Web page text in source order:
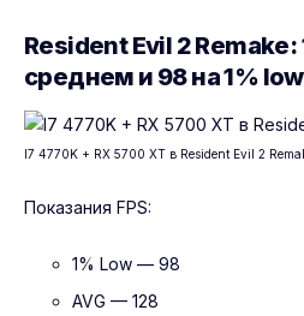
Resident Evil 2 Remake:
среднем и 98 на 1% low
I7 4770K + RX 5700 XT в Resident Evil 2
Показания FPS:
1% Low — 98
AVG — 128